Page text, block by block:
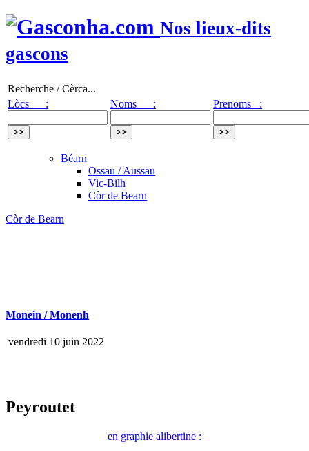
Nos lieux-dits
gascons
Recherche / Cèrca...
Lòcs :
Noms : Prenoms :
Béarn
Ossau / Aussau
Vic-Bilh
Còr de Bearn
Còr de Bearn
Monein / Monenh
vendredi 10 juin 2022
Peyroutet
en graphie alibertine :